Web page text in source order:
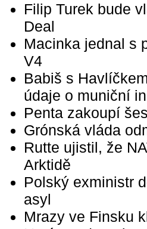
Filip Turek bude
Deal
Macinka jednal s
V4
Babiš s
údaje o muniční
Penta zakoupí
Grónská vláda
Rutte ujistil, že
Arktidě
Polský exministr
asyl
Mrazy ve Finsku